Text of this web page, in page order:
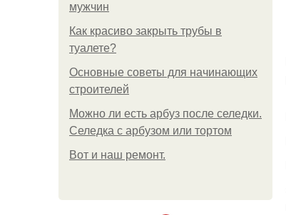
мужчин
Как красиво закрыть трубы в
туалете?
Основные советы для начинающих
строителей
Можно ли есть арбуз после селедки.
Селедка с арбузом или тортом
Boт и наш ремoнт.